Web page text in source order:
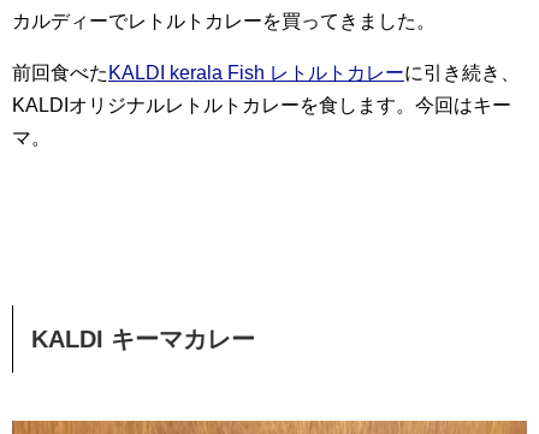
カルディーでレトルトカレーを買ってきました。
前回食べた KALDI kerala Fish レトルトカレーに引き続き、
KALDIオリジナルレトルトカレーを食します。今回はキー
マ。
KALDI キーマカレー